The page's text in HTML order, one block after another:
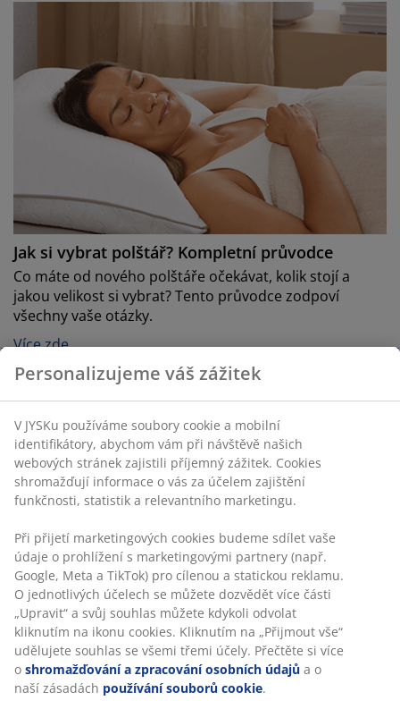
Jak si vybrat polštář? Kompletní průvodce
Co máte od nového polštáře očekávat, kolik stojí a
jakou velikost si vybrat? Tento průvodce zodpoví
všechny vaše otázky.
Více zde
Průvodce postelemi
Postel a matrace jsou základem dobrého spánku.
Proto je důležité, aby vám matrace poskytla přesně
takovou oporu a komfort, jaké potřebujete.
Personalizujeme váš zážitek
V JYSKu používáme soubory cookie a mobilní
identifikátory, abychom vám při návštěvě našich
webových stránek zajistili příjemný zážitek. Cookies
shromažďují informace o vás za účelem zajištění
funkčnosti, statistik a relevantního marketingu.
Při přijetí marketingových cookies budeme sdílet vaše
údaje o prohlížení s marketingovými partnery (např.
Google, Meta a TikTok) pro cílenou a statickou reklamu.
O jednotlivých účelech se můžete dozvědět více části
„Upravit“ a svůj souhlas můžete kdykoli odvolat
kliknutím na ikonu cookies. Kliknutím na „Přijmout vše“
udělujete souhlas se všemi třemi účely. Přečtěte si více
o shromažďování a zpracování osobních údajů a o
naší zásadách používání souborů cookie.